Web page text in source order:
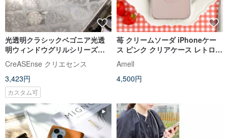
光透明クラシックベゴニア光透
明ウィンドウグリルシリーズ落
下防止携帯電話ケース CSBM01
CreASEnse クリエセンス
3,423円
カスタム可
苺 クリームソーダ iPhoneケー
ス ピンク クリアケース レトロ
喫茶店 フェイクスイーツ
iPhone17
Amell
4,500円